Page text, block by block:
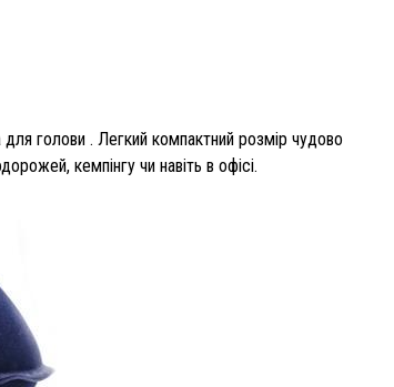
голови . Легкий компактний розмір чудово
кемпінгу чи навіть в офісі.